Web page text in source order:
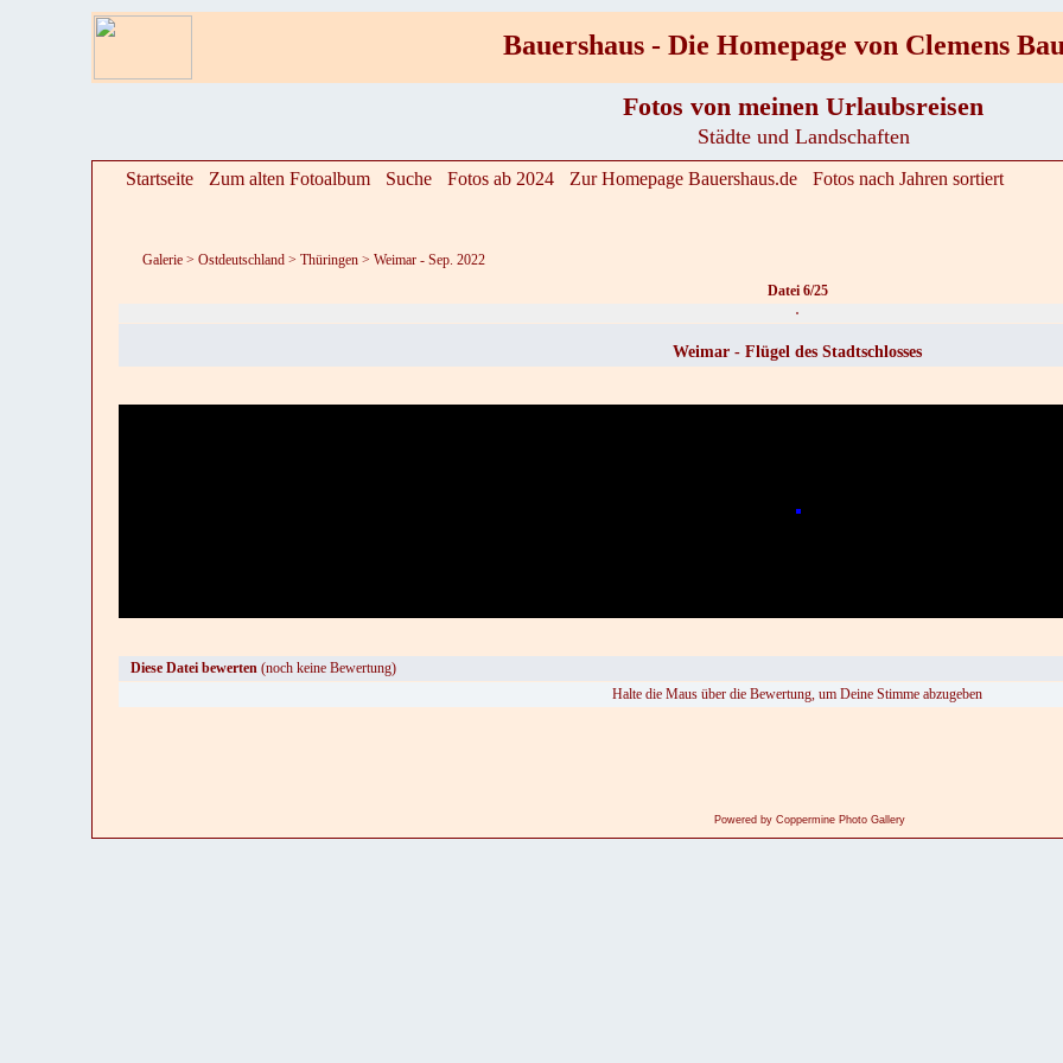
Bauershaus - Die Homepage von Clemens
Fotos von meinen Urlaubsreisen
Städte und Landschaften
Startseite Zum alten Fotoalbum Suche Fotos ab 2024 Zur Homepage Bauershaus.de Fotos nach Jahren sortiert
Galerie> Ostdeutschland> Thüringen> Weimar - Sep. 2022
Datei 6/25
Weimar - Flügel des Stadtschlosses
Diese Datei bewerten(noch keine Bewertung)
Halte die Maus über die Bewertung, um Deine Stimme abzugeben
Powered by Coppermine Photo Gallery